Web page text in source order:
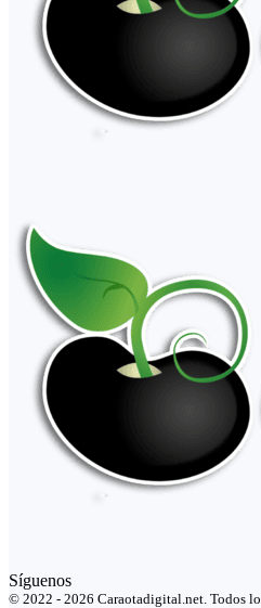
Síguenos
© 2022 - 2026 Caraotadigital.net. Todos